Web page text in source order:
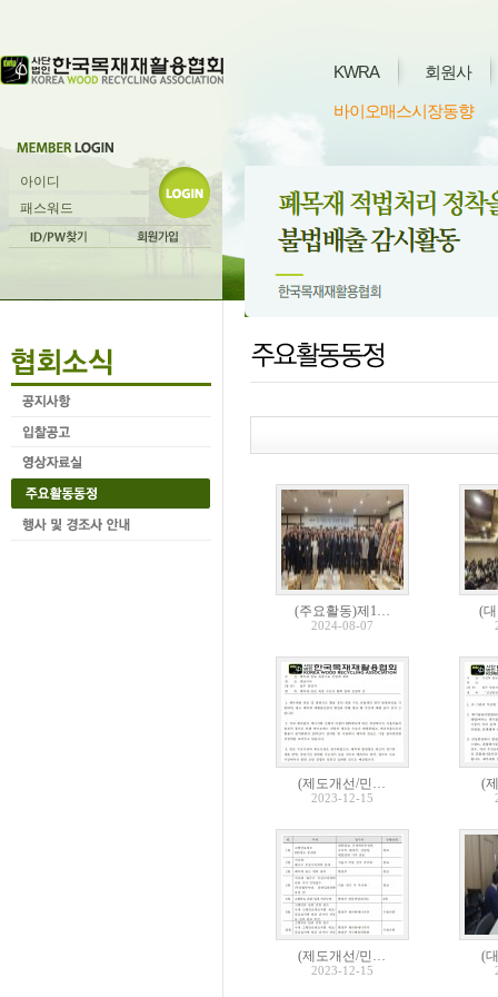
KWRA 회원사
바이오매스시장동향
(주요활동)제1…
2024-08-07
(
(제도개선/민…
2023-12-15
(
(제도개선/민…
2023-12-15
(